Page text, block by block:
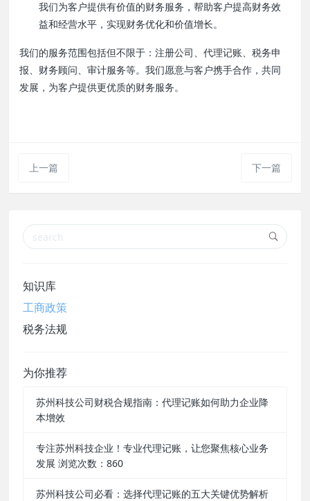
我们为客户提供有价值的财务服务，帮助客户提高财务效
益和经营水平，实现财务优化和价值增长。
我们的服务范围包括但不限于：注册公司、代理记账、税务申
报、财务顾问、审计服务等。我们愿意与客户携手合作，共同
发展，为客户提供更优质的财务服务。
上一篇 下一篇
知识库
工商政策
税务法规
为你推荐
苏州科技公司财税合规指南：代理记账如何助力企业降
本增效
专注苏州科技企业！专业代理记账，让您聚焦核心业务
发展 浏览次数：860
苏州科技公司必看：选择代理记账的五大关键优势解析